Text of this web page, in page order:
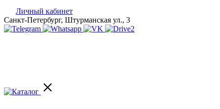
Личный кабинет
Санкт-Петербург, Штурманская ул., 3